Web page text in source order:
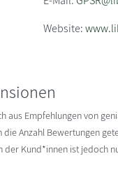
Website:
aus Empfehlungen von
Anzahl Bewertungen
der Kund*innen ist jedoch